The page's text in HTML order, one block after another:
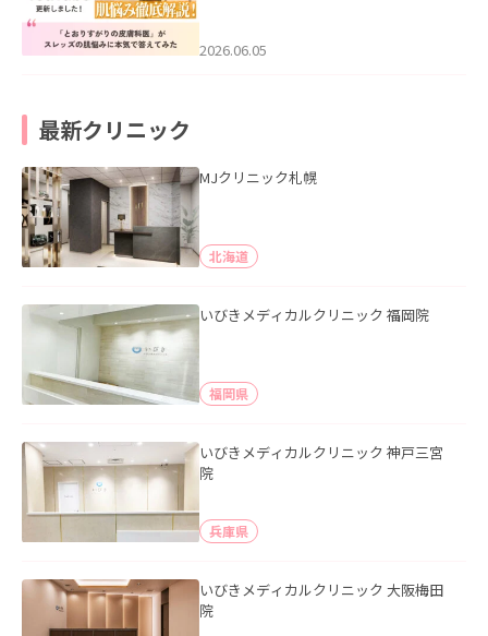
2026.06.05
最新クリニック
MJクリニック札幌
北海道
いびきメディカルクリニック 福岡院
福岡県
いびきメディカルクリニック 神戸三宮
院
兵庫県
いびきメディカルクリニック 大阪梅田
院